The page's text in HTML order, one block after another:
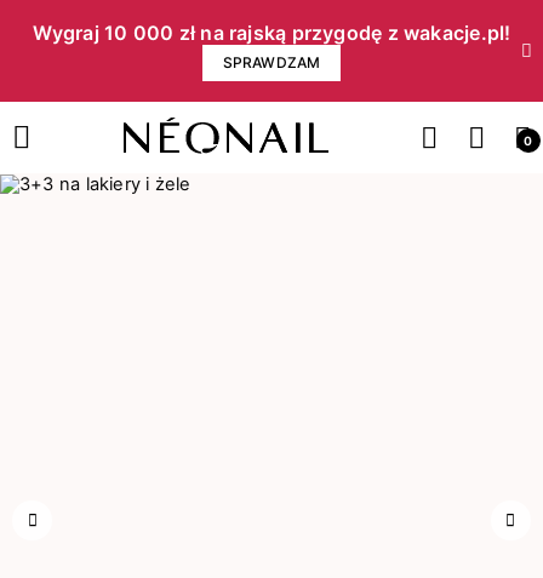
Wygraj 10 000 zł na rajską przygodę z wakacje.pl!​
SPRAWDZAM
0